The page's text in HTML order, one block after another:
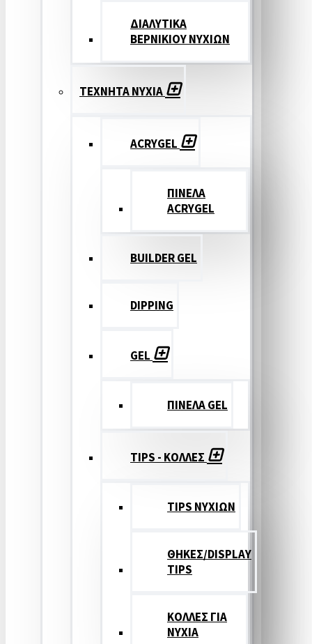
ΔΙΑΛΥΤΙΚΑ
ΒΕΡΝΙΚΙΟΥ ΝΥΧΙΩΝ
ΤΕΧΝΗΤΑ ΝΥΧΙΑ
ACRYGEL
ΠΙΝΕΛΑ
ACRYGEL
BUILDER GEL
DIPPING
GEL
ΠΙΝΕΛΑ GEL
TIPS - ΚΟΛΛΕΣ
TIPS ΝΥΧΙΩΝ
ΘΗΚΕΣ/DISPLAY
TIPS
ΚΟΛΛΕΣ ΓΙΑ
ΝΥΧΙΑ